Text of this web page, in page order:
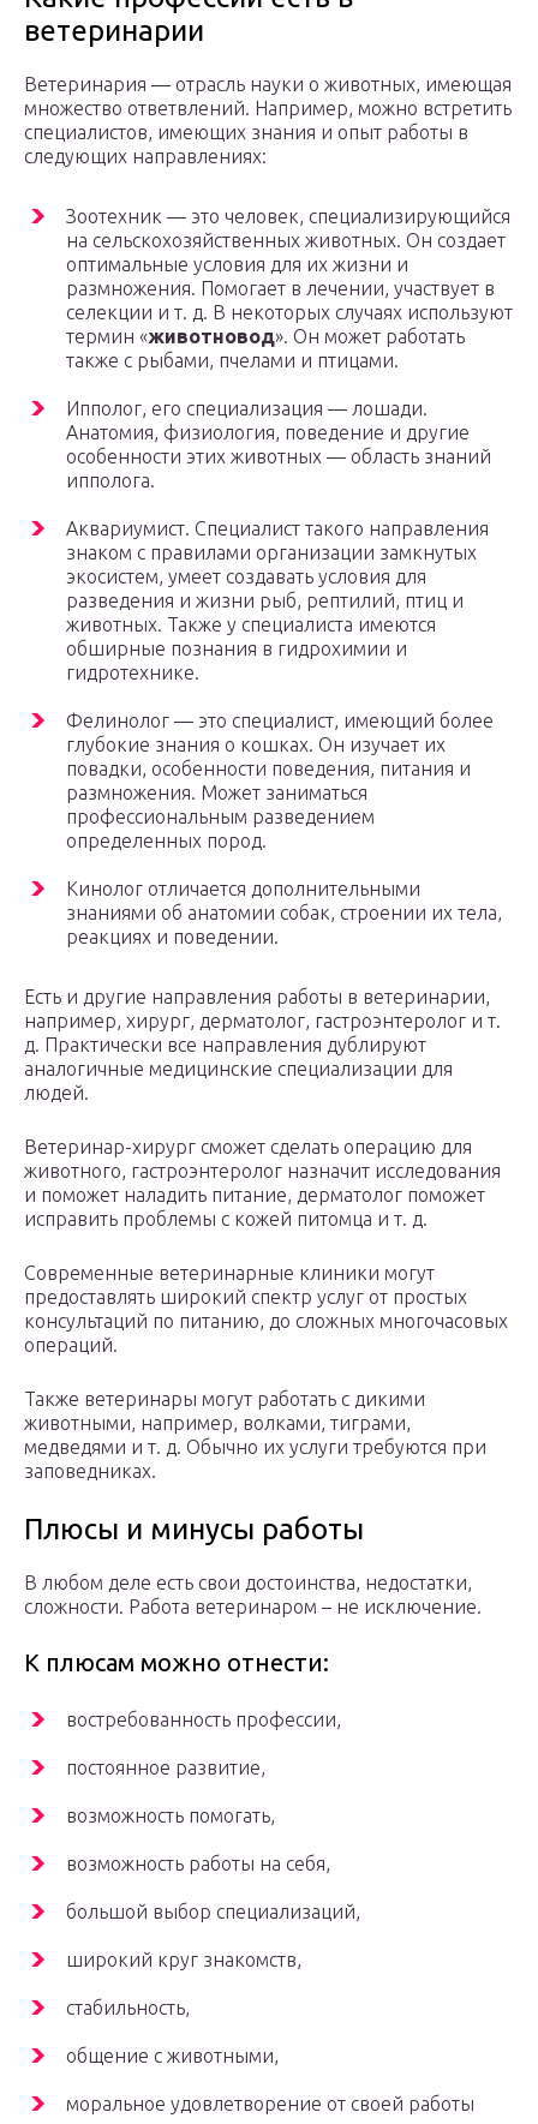
ветеринарии
Ветеринария — отрасль науки о животных, имеющая
множество ответвлений. Например, можно встретить
специалистов, имеющих знания и опыт работы в
следующих направлениях:
Зоотехник — это человек, специализирующийся
на сельскохозяйственных животных. Он создает
оптимальные условия для их жизни и
размножения. Помогает в лечении, участвует в
селекции и т. д. В некоторых случаях используют
термин «животновод». Он может работать
также с рыбами, пчелами и птицами.
Ипполог, его специализация — лошади.
Анатомия, физиология, поведение и другие
особенности этих животных — область знаний
ипполога.
Аквариумист. Специалист такого направления
знаком с правилами организации замкнутых
экосистем, умеет создавать условия для
разведения и жизни рыб, рептилий, птиц и
животных. Также у специалиста имеются
обширные познания в гидрохимии и
гидротехнике.
Фелинолог — это специалист, имеющий более
глубокие знания о кошках. Он изучает их
повадки, особенности поведения, питания и
размножения. Может заниматься
профессиональным разведением
определенных пород.
Кинолог отличается дополнительными
знаниями об анатомии собак, строении их тела,
реакциях и поведении.
Есть и другие направления работы в ветеринарии,
например, хирург, дерматолог, гастроэнтеролог и т.
д. Практически все направления дублируют
аналогичные медицинские специализации для
людей.
Ветеринар-хирург сможет сделать операцию для
животного, гастроэнтеролог назначит исследования
и поможет наладить питание, дерматолог поможет
исправить проблемы с кожей питомца и т. д.
Современные ветеринарные клиники могут
предоставлять широкий спектр услуг от простых
консультаций по питанию, до сложных многочасовых
операций.
Также ветеринары могут работать с дикими
животными, например, волками, тиграми,
медведями и т. д. Обычно их услуги требуются при
заповедниках.
Плюсы и минусы работы
В любом деле есть свои достоинства, недостатки,
сложности. Работа ветеринаром – не исключение.
К плюсам можно отнести:
востребованность профессии,
постоянное развитие,
возможность помогать,
возможность работы на себя,
большой выбор специализаций,
широкий круг знакомств,
стабильность,
общение с животными,
моральное удовлетворение от своей работы